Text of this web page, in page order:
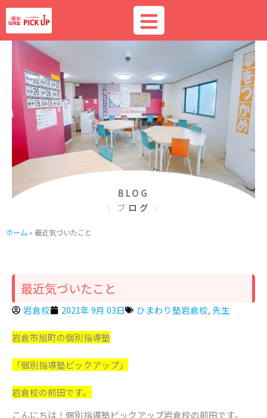
内
容
を
BLOG
\
ブ ログ /
ホーム » 最近気づいたこと
最近気づいたこと
岩倉校 2021年 9月 03日 ひまわり塾岩倉校, 先生
岩倉市旭町の個別指導塾
「個別指導塾ピックアップ」
岩倉校の前田です。
こんにちは！個別指導塾ピックアップ岩倉校の前田です。